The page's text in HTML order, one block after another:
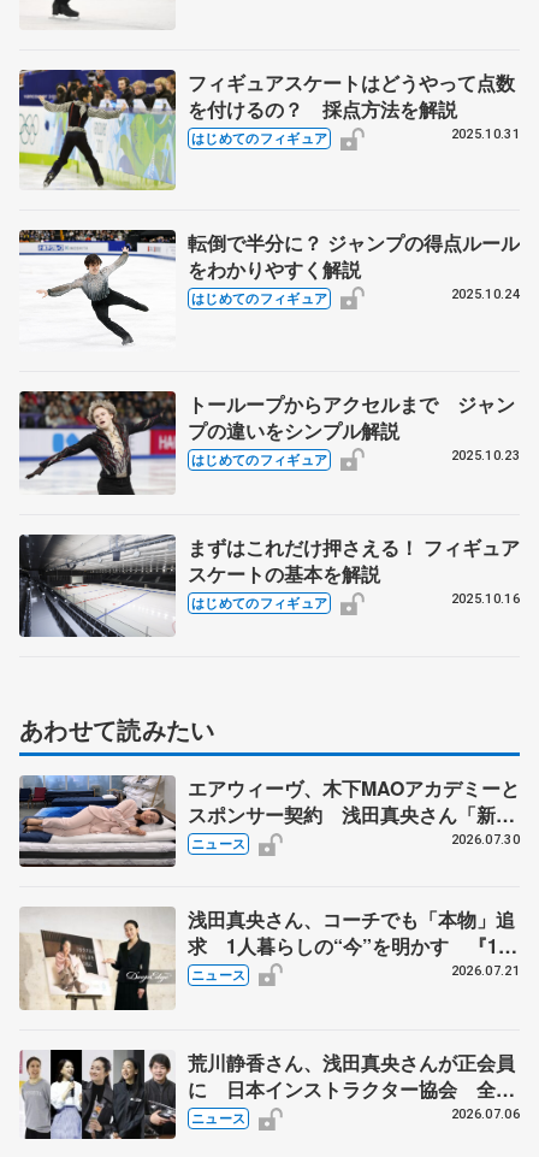
フィギュアスケートはどうやって点数
を付けるの？ 採点方法を解説
はじめてのフィギュア 2025.10.31
転倒で半分に？ ジャンプの得点ルール
をわかりやすく解説
はじめてのフィギュア 2025.10.24
トーループからアクセルまで ジャン
プの違いをシンプル解説
はじめてのフィギュア 2025.10.23
まずはこれだけ押さえる！ フィギュア
スケートの基本を解説
はじめてのフィギュア 2025.10.16
あわせて読みたい
エアウィーヴ、木下MAOアカデミーと
スポンサー契約 浅田真央さん「新た
な挑戦にも寄り添っていただけること
ニュース 2026.07.30
浅田真央さん、コーチでも「本物」追
求 1人暮らしの“今”を明かす 『1秒
タオル』ホットマンのブランドアンバ
ニュース 2026.07.21
荒川静香さん、浅田真央さんが正会員
に 日本インストラクター協会 全日
本フィギュアなどでのコーチ資格へ新
ニュース 2026.07.06